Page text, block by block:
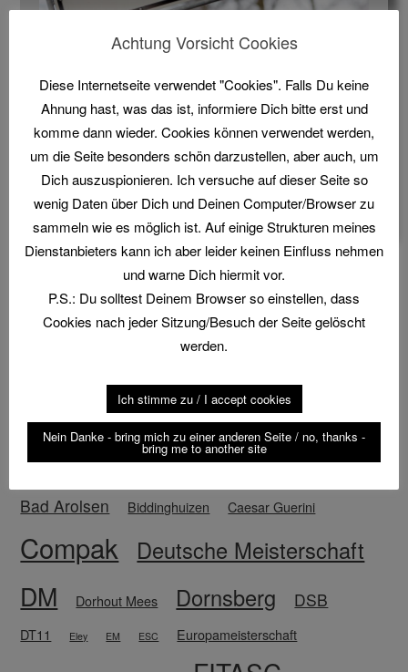
Versteuer Euer Verein Wurfscheiben und Munition
richtig? Lässt sich trotz steigender Preise sparen?
Geschrieben in:blog Markiert mit:günstig ,Kosten,
Munition,sparen,Steuern, Steuerrecht,Tontauben,
Wurfscheiben
Suche
Schlagwörter
Bad Arolsen Biddinghuizen Caesar Guerini
Compak Deutsche Meisterschaft
DM Dorhout Mees Dornsberg DSB
DT11 Eley EM ESC Europameisterschaft
Achtung Vorsicht Cookies
Diese Internetseite verwendet "Cookies". Falls Du keine
Ahnung hast, was das ist, informiere Dich bitte erst und
komme dann wieder. Cookies können verwendet werden,
um die Seite besonders schön darzustellen, aber auch, um
Dich auszuspionieren. Ich versuche auf dieser Seite so
wenig Daten über Dich und Deinen Computer/Browser zu
sammeln wie es möglich ist. Auf einige Strukturen meines
Dienstanbieters kann ich aber leider keinen Einfluss nehmen
und warne Dich hiermit vor.
P.S.: Du solltest Deinem Browser so einstellen, dass
Cookies nach jeder Sitzung/Besuch der Seite gelöscht
werden.
Ich stimme zu / I accept cookies
Nein Danke - bring mich zu einer anderen Seite / no, thanks -
bring me to another site